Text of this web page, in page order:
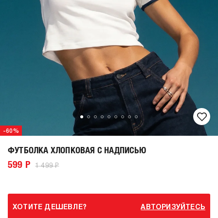
-60%
ФУТБОЛКА ХЛОПКОВАЯ С НАДПИСЬЮ
599 Р 1 499 Р
ХОТИТЕ ДЕШЕВЛЕ? АВТОРИЗУЙТЕСЬ